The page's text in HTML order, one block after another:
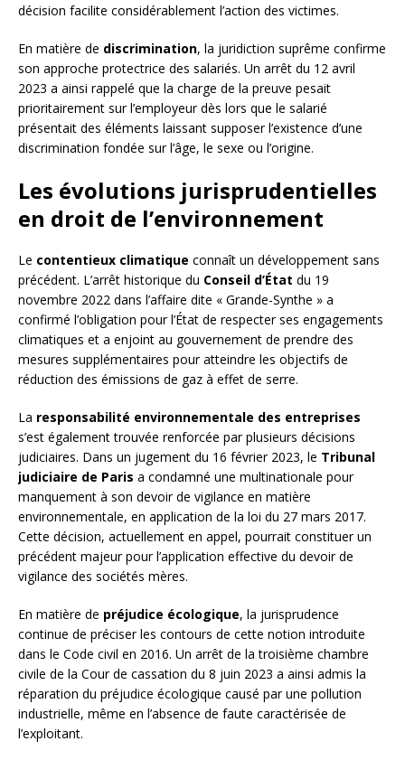
décision facilite considérablement l’action des victimes.
En matière de discrimination, la juridiction suprême confirme
son approche protectrice des salariés. Un arrêt du 12 avril
2023 a ainsi rappelé que la charge de la preuve pesait
prioritairement sur l’employeur dès lors que le salarié
présentait des éléments laissant supposer l’existence d’une
discrimination fondée sur l’âge, le sexe ou l’origine.
Les évolutions jurisprudentielles
en droit de l’environnement
Le contentieux climatique connaît un développement sans
précédent. L’arrêt historique du Conseil d’État du 19
novembre 2022 dans l’affaire dite « Grande-Synthe » a
confirmé l’obligation pour l’État de respecter ses engagements
climatiques et a enjoint au gouvernement de prendre des
mesures supplémentaires pour atteindre les objectifs de
réduction des émissions de gaz à effet de serre.
La responsabilité environnementale des entreprises
s’est également trouvée renforcée par plusieurs décisions
judiciaires. Dans un jugement du 16 février 2023, le Tribunal
judiciaire de Paris a condamné une multinationale pour
manquement à son devoir de vigilance en matière
environnementale, en application de la loi du 27 mars 2017.
Cette décision, actuellement en appel, pourrait constituer un
précédent majeur pour l’application effective du devoir de
vigilance des sociétés mères.
En matière de préjudice écologique, la jurisprudence
continue de préciser les contours de cette notion introduite
dans le Code civil en 2016. Un arrêt de la troisième chambre
civile de la Cour de cassation du 8 juin 2023 a ainsi admis la
réparation du préjudice écologique causé par une pollution
industrielle, même en l’absence de faute caractérisée de
l’exploitant.